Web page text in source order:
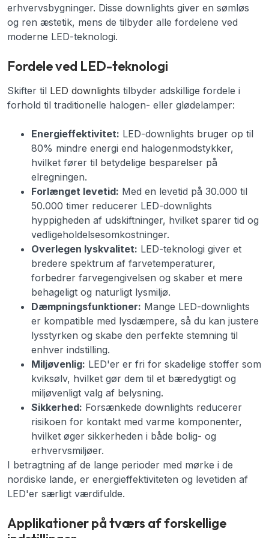
erhvervsbygninger. Disse downlights giver en sømløs
og ren æstetik, mens de tilbyder alle fordelene ved
moderne LED-teknologi.
Fordele ved LED-teknologi
Skifter til LED downlights tilbyder adskillige fordele i
forhold til traditionelle halogen- eller glødelamper:
Energieffektivitet: LED-downlights bruger op til
80% mindre energi end halogenmodstykker,
hvilket fører til betydelige besparelser på
elregningen.
Forlænget levetid: Med en levetid på 30.000 til
50.000 timer reducerer LED-downlights
hyppigheden af udskiftninger, hvilket sparer tid og
vedligeholdelsesomkostninger.
Overlegen lyskvalitet: LED-teknologi giver et
bredere spektrum af farvetemperaturer,
forbedrer farvegengivelsen og skaber et mere
behageligt og naturligt lysmiljø.
Dæmpningsfunktioner: Mange LED-downlights
er kompatible med lysdæmpere, så du kan justere
lysstyrken og skabe den perfekte stemning til
enhver indstilling.
Miljøvenlig: LED'er er fri for skadelige stoffer som
kviksølv, hvilket gør dem til et bæredygtigt og
miljøvenligt valg af belysning.
Sikkerhed: Forsænkede downlights reducerer
risikoen for kontakt med varme komponenter,
hvilket øger sikkerheden i både bolig- og
erhvervsmiljøer.
I betragtning af de lange perioder med mørke i de
nordiske lande, er energieffektiviteten og levetiden af
LED'er særligt værdifulde.
Applikationer på tværs af forskellige